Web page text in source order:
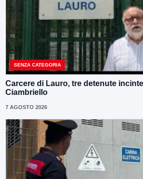
SENZA CATEGORIA
Carcere di Lauro, tre detenute
Ciambriello
7 AGOSTO 2026